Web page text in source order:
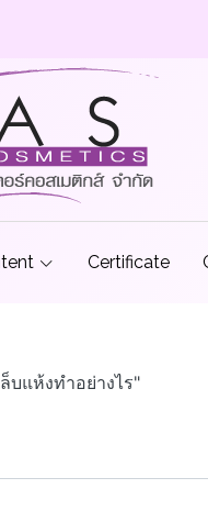
Certificate
บแห้งทำอย่างไร"